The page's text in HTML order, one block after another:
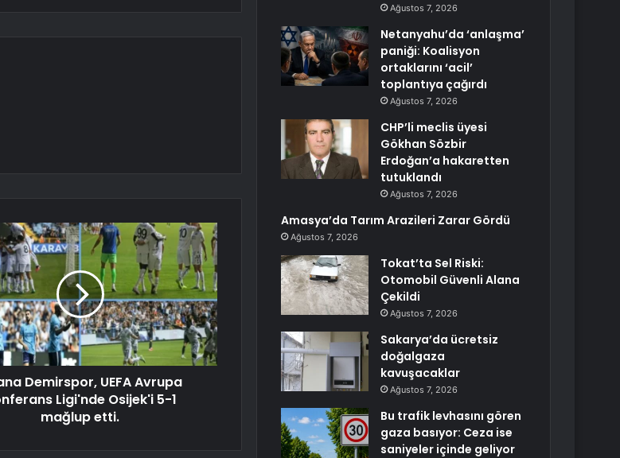
Demirspor, UEFA Avrupa
Ligi'nde Osijek'i 5-1
mağlup etti.
Ağustos 7, 2026
Netanyahu’da ‘anlaşma’
paniği: Koalisyon
ortaklarını ‘acil’
toplantıya çağırdı
Ağustos 7, 2026
CHP’li meclis üyesi
Gökhan Sözbir
Erdoğan’a hakaretten
tutuklandı
Ağustos 7, 2026
Amasya’da Tarım Arazileri Zarar Gördü
Ağustos 7, 2026
Tokat’ta Sel Riski:
Otomobil Güvenli Alana
Çekildi
Ağustos 7, 2026
Sakarya’da ücretsiz
doğalgaza
kavuşacaklar
Ağustos 7, 2026
Bu trafik levhasını gören
gaza basıyor: Ceza ise
saniyeler içinde geliyor